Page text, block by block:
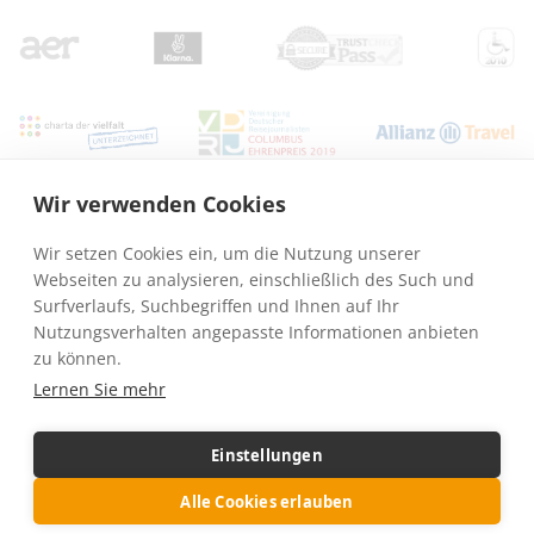
Wir verwenden Cookies
Wir setzen Cookies ein, um die Nutzung unserer
Webseiten zu analysieren, einschließlich des Such und
Surfverlaufs, Suchbegriffen und Ihnen auf Ihr
Nutzungsverhalten angepasste Informationen anbieten
zu können.
Lernen Sie mehr
Einstellungen
Alle Cookies erlauben
RUNA REISEN GmbH · Woerdener Str. 5a · 33803 Steinhagen ·
AGB - Allgemeine Reisebedingungen Datenschutz Impressum